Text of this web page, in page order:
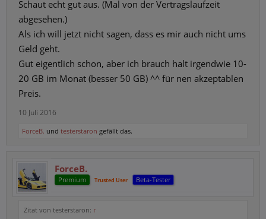
Schaut echt gut aus. (Mal von der Vertragslaufzeit
abgesehen.)
Als ich will jetzt nicht sagen, dass es mir auch nicht ums
Geld geht.
Gut eigentlich schon, aber ich brauch halt irgendwie 10-
20 GB im Monat (besser 50 GB) ^^ für nen akzeptablen
Preis.
10 Juli 2016
ForceB. und testerstaron gefällt das.
ForceB.
Premium Trusted User Beta-Tester
Zitat von testerstaron: ↑